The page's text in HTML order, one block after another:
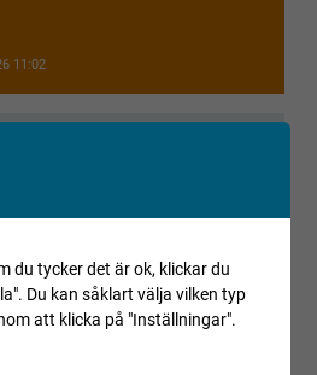
11:02
lagt bud.
kr (exkl. moms) tillkommer.
du tycker det är ok, klickar du
Du kan såklart välja vilken typ
att klicka på "Inställningar".